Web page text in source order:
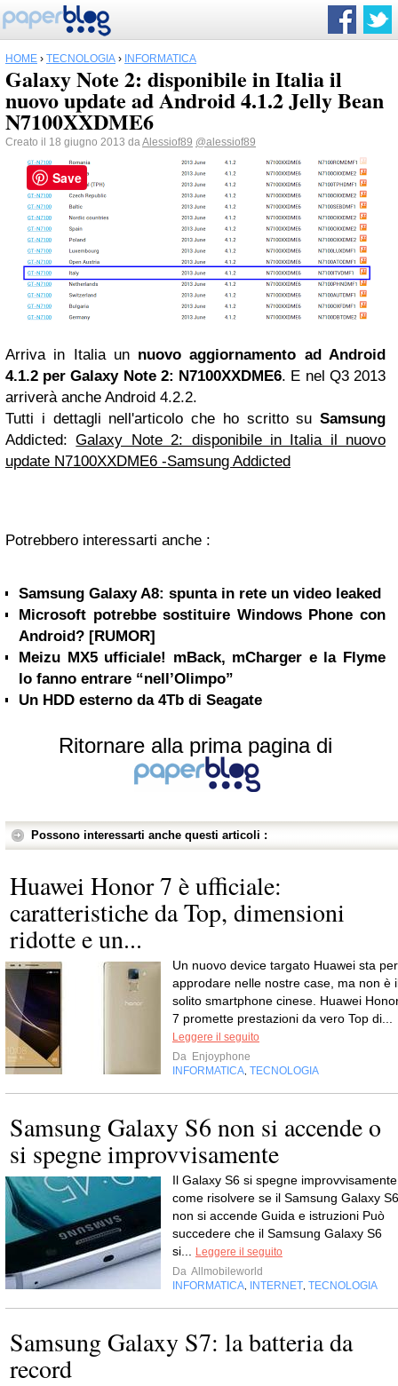
HOME › TECNOLOGIA › INFORMATICA
Galaxy Note 2: disponibile in Italia il
nuovo update ad Android 4.1.2 Jelly Bean
N7100XXDME6
Creato il 18 giugno 2013 daAlessiof89 @alessiof89
Arriva in Italia un nuovo aggiornamento ad Android
4.1.2 per Galaxy Note 2: N7100XXDME6. E nel Q3 2013
arriverà anche Android 4.2.2.
Tutti i dettagli nell'articolo che ho scritto su Samsung
Addicted:Galaxy Note 2: disponibile in Italia il nuovo
update N7100XXDME6 -Samsung Addicted
Potrebbero interessarti anche :
Samsung Galaxy A8: spunta in rete un video leaked
Microsoft potrebbe sostituire Windows Phone con
Android? [RUMOR]
Meizu MX5 ufficiale! mBack, mCharger e la Flyme
lo fanno entrare “nell’Olimpo”
Un HDD esterno da 4Tb di Seagate
Ritornare alla prima pagina di
Possono interessarti anche questi articoli :
Huawei Honor 7 è ufficiale:
caratteristiche da Top, dimensioni
ridotte e un...
Un nuovo device targato Huawei sta per
approdare nelle nostre case, ma non è
solito smartphone cinese. Huawei
7 promette prestazioni da vero Top di...
Leggere il seguito
Da Enjoyphone
INFORMATICA TECNOLOGIA
Samsung Galaxy S6 non si accende o
si spegne improvvisamente
Il Galaxy S6 si spegne improvvisamente
come risolvere se il Samsung Galaxy S6
non si accende Guida e istruzioni Può
succedere che il Samsung Galaxy S6
si...
Leggere il seguito
Da Allmobileworld
INFORMATICA
INTERNET TECNOLOGIA
Samsung Galaxy S7: la batteria da
record
Save